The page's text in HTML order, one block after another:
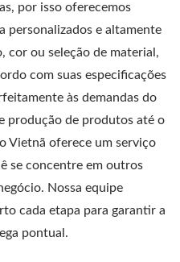
por isso oferecemos
personalizados e altamente
cor ou seleção de material,
com suas especificações
às demandas do
produção de produtos até o
Vietnã oferece um serviço
se concentre em outros
Nossa equipe
cada etapa para garantir a
pontual.